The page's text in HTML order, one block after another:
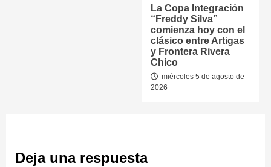
La Copa Integración
“Freddy Silva”
comienza hoy con el
clásico entre Artigas
y Frontera Rivera
Chico
miércoles 5 de agosto de
2026
Deja una respuesta